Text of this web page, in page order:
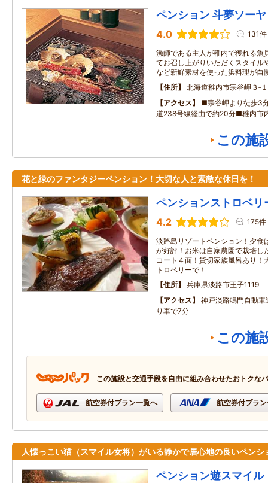
ペンション 斗夢ソーヤ
4.0 131件
漁師である主人が稚内で獲れる魚
てお召し上がりいただくスタイル
など新鮮素材を使った浜料理が自
住所
北海道稚内市宗谷岬３‐
アクセス
■宗谷岬より徒歩3
道238号線経由で約20分■稚内市
この施
花と緑のファンタジーペンション！大切な人と素敵な休日を！
ペンションストロベリ
4.2 175件
淡路島リゾートペンション！夕食
が好評！お米は自家農園で栽培し
コート４面！貸切家族風呂あり！
トロベリーで！
住所
兵庫県淡路市王子1119
アクセス
神戸淡路鳴門自動
り車で7分
この施
この施設と交通手段を自由に組み合わせたおトクな
航空券付プラン一覧へ 航空券付プラ
人懐っこい猫（スマイル女将）がいる静かで居心地の良いペンシ
ペンション遊スマイル